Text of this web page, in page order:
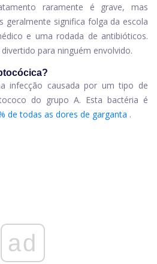
raramente é grave, mas
geralmente significa folga da escola
e uma rodada de antibióticos.
para ninguém envolvido.
infecção causada por um tipo de
do grupo A. Esta bactéria é
de todas as dores de garganta .
ad